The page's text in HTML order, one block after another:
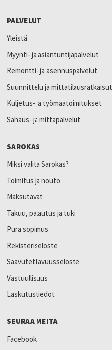
PALVELUT
Yleistä
Myynti- ja asiantuntijapalvelut
Remontti- ja asennuspalvelut
Suunnittelu ja mittatilausratkaisut
Kuljetus- ja työmaatoimitukset
Sahaus- ja mittapalvelut
SAROKAS
Miksi valita Sarokas?
Toimitus ja nouto
Maksutavat
Takuu, palautus ja tuki
Pura sopimus
Rekisteriseloste
Saavutettavuusseloste
Vastuullisuus
Laskutustiedot
SEURAA MEITÄ
Facebook